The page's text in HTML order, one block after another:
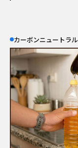
カーボンニュートラル